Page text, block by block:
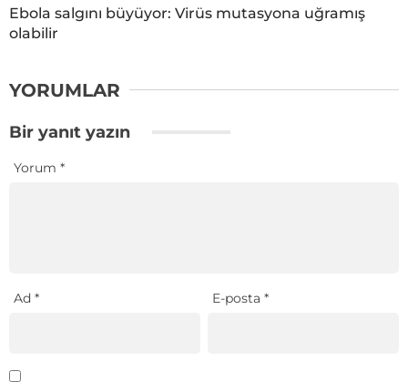
Ebola salgını büyüyor: Virüs mutasyona uğramış
olabilir
YORUMLAR
Bir yanıt yazın
Yorum *
Ad * E-posta*